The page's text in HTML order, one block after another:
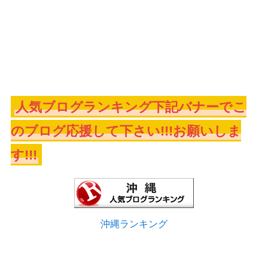
人気ブログランキング下記バナーでこ
のブログ応援して下さい!!!お願いしま
す!!!
沖縄ランキング